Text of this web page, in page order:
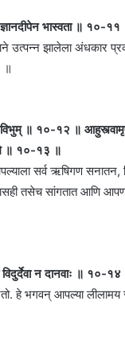
ज्ञानदीपेन भास्वता ॥ १०-११
उत्पन्न झालेला अंधकार
॥
॥ १०-१२ ॥
मे ॥ १०-१३ ॥
सर्व ऋषिगण सनातन,
तसेच सांगतात आणि
न दानवाः ॥ १०-
हे भगवन्‌ आपल्या लीलामय